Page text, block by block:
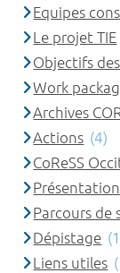
Equipes
Le projet TIE
Objectifs
Work
Archives
Actions (4)
CoReSS
Présentation
Parcours de
Dépistage
Liens utiles